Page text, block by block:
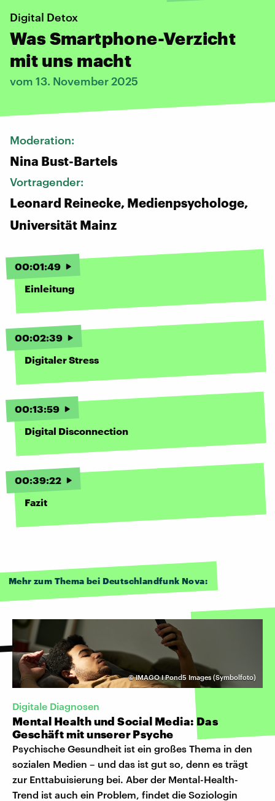
Digital Detox
Was Smartphone-Verzicht
mit uns macht
vom 13. November 2025
Moderation:
Nina Bust-Bartels
Vortragender:
Leonard Reinecke, Medienpsychologe,
Universität Mainz
00:01:49
Einleitung
00:02:39
Digitaler Stress
00:13:59
Digital Disconnection
00:39:22
Fazit
Mehr zum Thema bei Deutschlandfunk Nova:
©IMAGO I Pond5 Images (Symbolfoto)
Digitale Diagnosen
Mental Health und Social Media: Das
Geschäft mit unserer Psyche
Psychische Gesundheit ist ein großes Thema in den
sozialen Medien – und das ist gut so, denn es trägt
zur Enttabuisierung bei. Aber der Mental-Health-
Trend ist auch ein Problem, findet die Soziologin